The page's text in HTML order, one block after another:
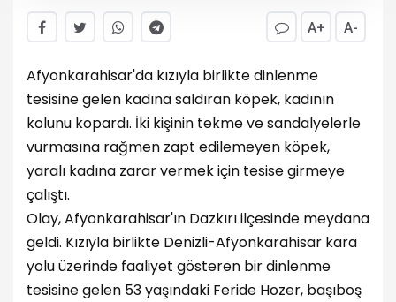
A+ A-
Afyonkarahisar'da kızıyla birlikte dinlenme
tesisine gelen kadına saldıran köpek, kadının
kolunu kopardı. İki kişinin tekme ve sandalyelerle
vurmasına rağmen zapt edilemeyen köpek,
yaralı kadına zarar vermek için tesise girmeye
çalıştı.
Olay, Afyonkarahisar'ın Dazkırı ilçesinde meydana
geldi. Kızıyla birlikte Denizli-Afyonkarahisar kara
yolu üzerinde faaliyet gösteren bir dinlenme
tesisine gelen 53 yaşındaki Feride Hozer, başıboş